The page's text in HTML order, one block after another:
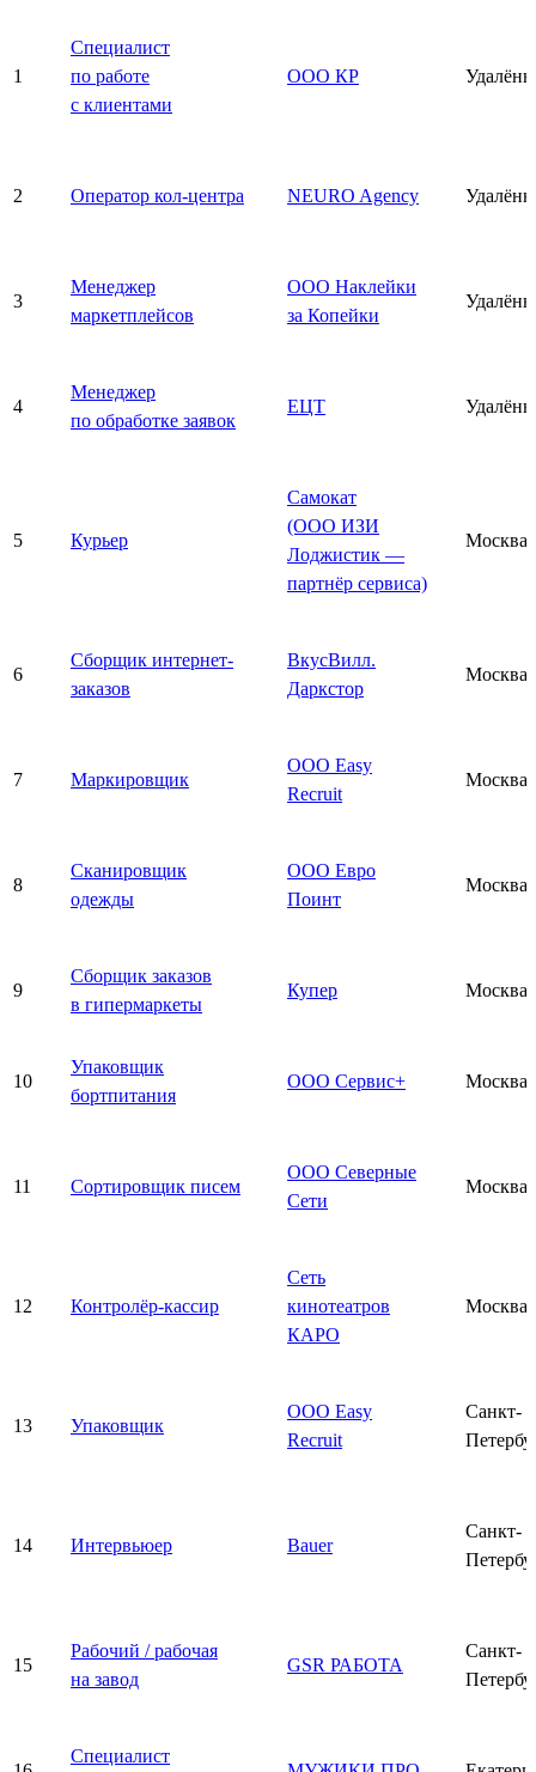
1
Специалист
по работе
с клиентами
ООО КР
2 Оператор кол-центра NEURO Agency
3
Менеджер
маркетплейсов
ООО Наклейки
за Копейки
4
Менеджер
по обработке заявок
ЕЦТ
5 Курьер
Самокат
(ООО ИЗИ
Лоджистик —
партнёр сервиса)
Москва
6
Сборщик интернет-
заказов
ВкусВилл.
Даркстор
Москва
7 Маркировщик
ООО Easy
Recruit
Москва
8
Сканировщик
одежды
ООО Евро
Поинт
Москва
9
Сборщик заказов
в гипермаркеты
Купер Москва
10
Упаковщик
бортпитания
ООО Сервис+ Москва
11 Сортировщик писем
ООО Северные
Сети
Москва
12 Контролёр-кассир
Сеть
кинотеатров
КАРО
Москва
13 Упаковщик
ООО Easy
Recruit
Санкт-
14 Интервьюер Bauer
Санкт-
15
Рабочий / рабочая
на завод
GSR РАБОТА
Санкт-
Специалист